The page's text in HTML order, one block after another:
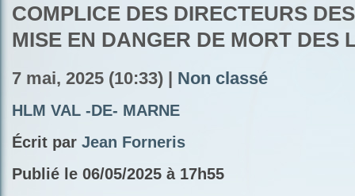
COMPLICE DES DIRECTEURS
MISE EN DANGER DE MORT DES
7 mai, 2025 (10:33) | Non classé
HLM VAL -DE- MARNE
Écrit par Jean Forneris
Publié le 06/05/2025 à 17h55